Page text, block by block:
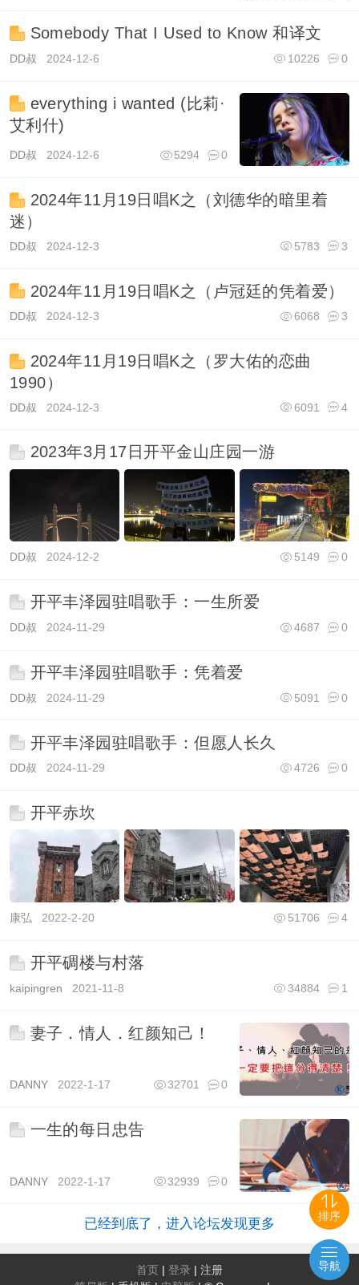
Somebody That I Used to Know 和译文
DD叔 2024-12-6 0
10226
everything i wanted (比莉·
艾利什)
DD叔 2024-12-6 0
5294
2024年11月19日唱K之（刘德华的暗里着
迷）
DD叔 2024-12-3 3
5783
2024年11月19日唱K之（卢冠廷的凭着爱）
DD叔 2024-12-3 3
6068
2024年11月19日唱K之（罗大佑的恋曲
1990）
DD叔 2024-12-3 4
6091
2023年3月17日开平金山庄园一游
DD叔 2024-12-2 0
5149
开平丰泽园驻唱歌手：一生所爱
DD叔 2024-11-29 0
4687
开平丰泽园驻唱歌手：凭着爱
DD叔 2024-11-29 0
5091
开平丰泽园驻唱歌手：但愿人长久
DD叔 2024-11-29 0
4726
开平赤坎
康弘 2022-2-20 4
51706
开平碉楼与村落
kaipingren 2021-11-8 1
34884
妻子．情人．红颜知己！
DANNY2022-1-17 0
32701
一生的每日忠告
DANNY2022-1-17 0
32939
已经到底了，进入论坛发现更多
首页 | 登录 | 注册
排序
导航